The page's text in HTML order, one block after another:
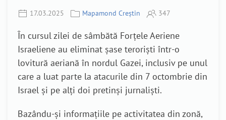
17.03.2025 Mapamond Creștin 347
În cursul zilei de sâmbătă Forțele Aeriene
Israeliene au eliminat șase teroriști într-o
lovitură aeriană în nordul Gazei, inclusiv pe unul
care a luat parte la atacurile din 7 octombrie din
Israel și pe alți doi pretinși jurnaliști.
Bazându-și informațiile pe activitatea din zonă,